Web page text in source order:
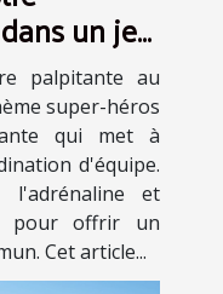
un jeu
héros
palpitante au
super-héros
qui met à
d'équipe.
et
pour offrir un
Cet article...